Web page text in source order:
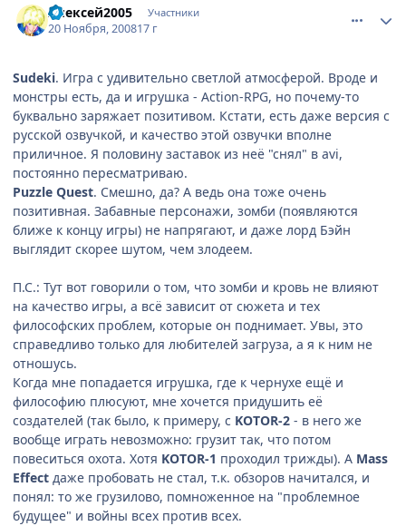
Алексей2005 Участники
20 Ноября, 200817 г
Sudeki. Игра с удивительно светлой атмосферой. Вроде и
монстры есть, да и игрушка - Action-RPG, но почему-то
буквально заряжает позитивом. Кстати, есть даже версия с
русской озвучкой, и качество этой озвучки вполне
приличное. Я половину заставок из неё "снял" в avi,
постоянно пересматриваю.
Puzzle Quest. Смешно, да? А ведь она тоже очень
позитивная. Забавные персонажи, зомби (появляются
ближе к концу игры) не напрягают, и даже лорд Бэйн
выглядит скорее шутом, чем злодеем.
П.С.: Тут вот говорили о том, что зомби и кровь не влияют
на качество игры, а всё зависит от сюжета и тех
философских проблем, которые он поднимает. Увы, это
справедливо только для любителей загруза, а я к ним не
отношусь.
Когда мне попадается игрушка, где к чернухе ещё и
философию плюсуют, мне хочется придушить её
создателей (так было, к примеру, с KOTOR-2 - в него же
вообще играть невозможно: грузит так, что потом
повеситься охота. Хотя KOTOR-1 проходил трижды). А Mass
Effect даже пробовать не стал, т.к. обзоров начитался, и
понял: то же грузилово, помноженное на "проблемное
будущее" и войны всех против всех.